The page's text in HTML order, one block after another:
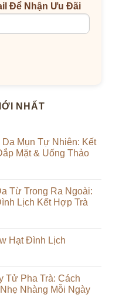
Để Nhận Ưu Đãi
NHẤT
Da Mụn Tự Nhiên: Kết
Mặt & Uống Thảo
Từ Trong Ra Ngoài:
Lịch Kết Hợp Trà
Hạt Đình Lịch
Tử Pha Trà: Cách
Nhàng Mỗi Ngày